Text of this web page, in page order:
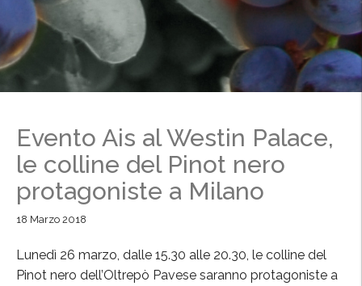
Evento Ais al Westin Palace,
le colline del Pinot nero
protagoniste a Milano
18 Marzo 2018
Lunedì 26 marzo, dalle 15.30 alle 20.30, le colline del
Pinot nero dell’Oltrepò Pavese saranno protagoniste a